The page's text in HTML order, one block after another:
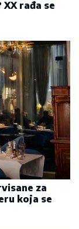
rađa se
za
koja se